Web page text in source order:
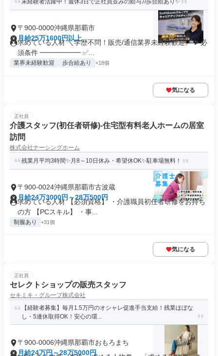
未経験者活躍中！週休3日で正社員並みの給与♪/歩合給あり✨
〒900-0000沖縄県那覇市
月給25万1600円以上
求めている人材 ＼学歴不問！販売/通信業界未経験歓迎／ ▶必
須条件 ━━━━━━ ✅...
業界未経験歓迎 歩合給あり +18個
気になる
正社員
介護スタッフ(初任者研修)-住宅型有料老人ホームの居室
訪問
株式会社ナーシングホーム
残業月平均3時間✨月8～10日休み・希望休OK✨駐車場無料！
〒900-0024沖縄県那覇市古波蔵
月給24万3000円～28万500円
求めている人材 【必須資格】 ・介護職員初任者研修をお持ち
の方 【PCスキル】 ・事...
制服あり +31個
気になる
正社員
セレクトショップの販売スタッフ
セキミキ・グループ株式会社
【経験者募集】毎月1.5万円のオシャレ促進手当支給！残業ほぼな
し・5連休取得OK！安心の環...
〒900-0006沖縄県那覇市おもろまち
月給24万円～28万5000円